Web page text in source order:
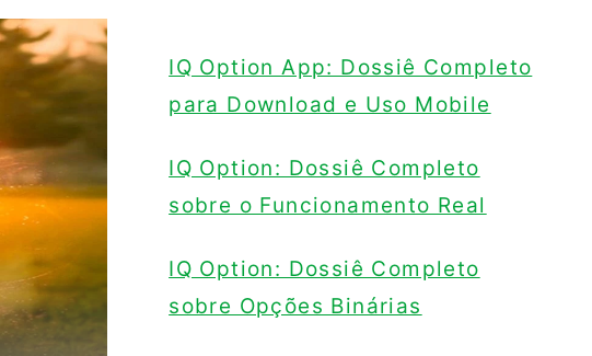
IQ Option App: Dossiê Completo
para Download e Uso Mobile
IQ Option: Dossiê Completo
sobre o Funcionamento Real
IQ Option: Dossiê Completo
sobre Opções Binárias